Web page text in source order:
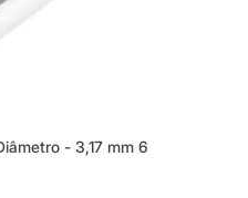
- 3,17 mm 6